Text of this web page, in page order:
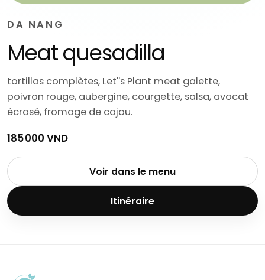
DA NANG
Meat quesadilla
tortillas complètes, Let''s Plant meat galette,
poivron rouge, aubergine, courgette, salsa, avocat
écrasé, fromage de cajou.
185 000 VND
Voir dans le menu
Itinéraire